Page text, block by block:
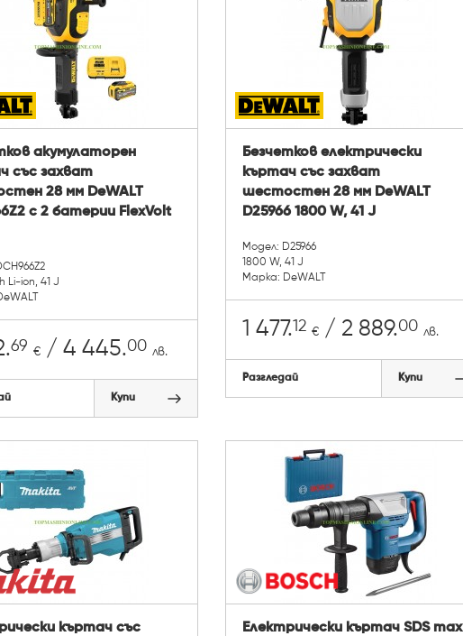
акумулаторен
със захват
28 мм DeWALT
с 2 батерии FlexVolt
Li-ion, 41 J
69 €/ 4 445.00 лв.
Купи
Безчетков електрически
къртач със захват
шестостен 28 мм DeWALT
D25966 1800 W, 41 J
Модел: D25966
1800 W, 41 J
Марка: DeWALT
1 477.12 €/ 2 889.00 лв.
Разгледай Купи
къртач със
Електрически къртач SDS max